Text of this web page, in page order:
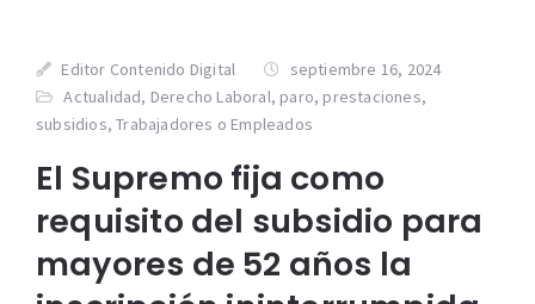
Editor Contenido Digital
septiembre 16, 2024
Actualidad, Derecho Laboral, paro, prestaciones,
subsidios,Trabajadores o Empleados
El Supremo fija como
requisito del subsidio para
mayores de 52 años la